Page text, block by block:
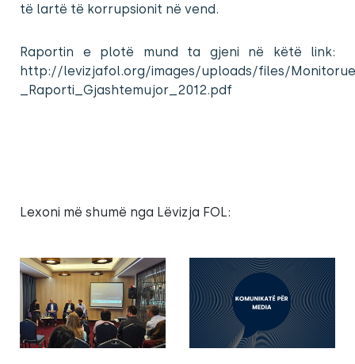
të lartë të korrupsionit në vend.
Raportin e plotë mund ta gjeni në këtë link:
http://levizjafol.org/images/uploads/files/
_Raporti_Gjashtemujor_2012.pdf
Lexoni më shumë nga Lëvizja FOL: